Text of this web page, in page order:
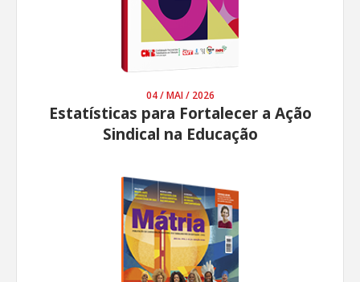
04 / MAI / 2026
Estatísticas para Fortalecer a Ação
Sindical na Educação